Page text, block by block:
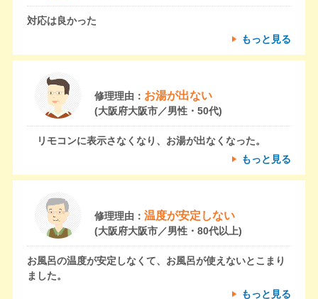
対応は良かった
もっと見る
修理理由： お湯が出ない
(大阪府大阪市／男性・50代)
リモコンに表示さなくなり、お湯が出なくなった。
もっと見る
修理理由： 温度が安定しない
(大阪府大阪市／男性・80代以上)
お風呂の温度が安定しなくて、お風呂が使えないとこまり
ました。
もっと見る